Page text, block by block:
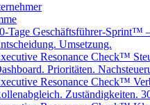
Tage Geschäftsführer-Sprint™
Umsetzung.
Resonance Check™
Prioritäten.
Resonance Check™
Zuständigkeiten.